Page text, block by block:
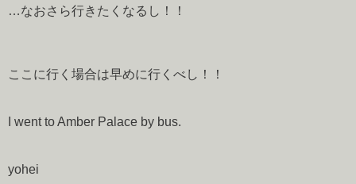
…なおさら行きたくなるし！！
ここに行く場合は早めに行くべし！！
I went to Amber Palace by bus.
yohei